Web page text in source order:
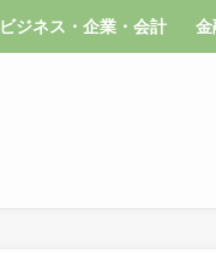
ビジネス・企業・会計 金